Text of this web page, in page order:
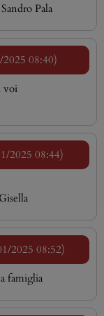
Pala
08:40)
voi
2025 08:44)
2025 08:52)
famiglia